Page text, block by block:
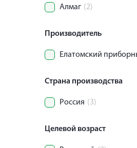
Алмаг (2)
Производитель
Страна производства
Россия (3)
Целевой возраст